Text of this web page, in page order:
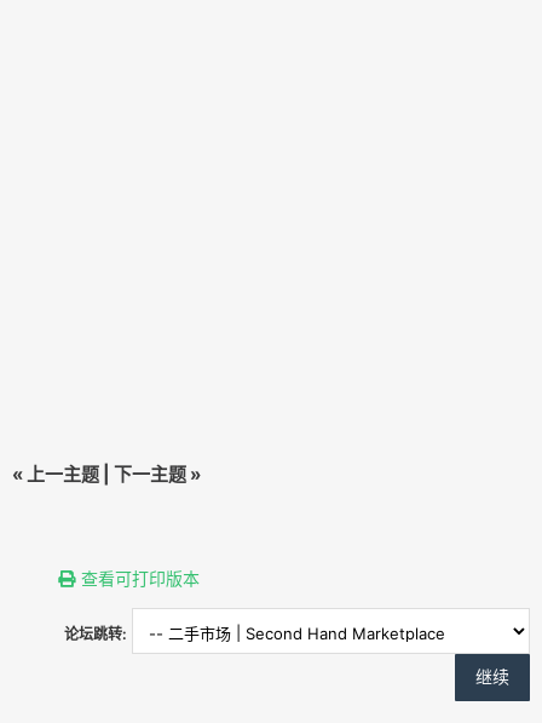
« 上一主题 下一主题 »
查看可打印版本
论坛跳转: